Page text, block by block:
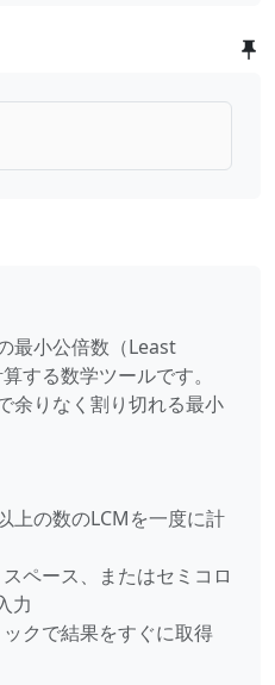
最小公倍数（Least
する数学ツールです。
余りなく割り切れる最小
上の数のLCMを一度に計
ペース、またはセミコロ
力
クで結果をすぐに取得